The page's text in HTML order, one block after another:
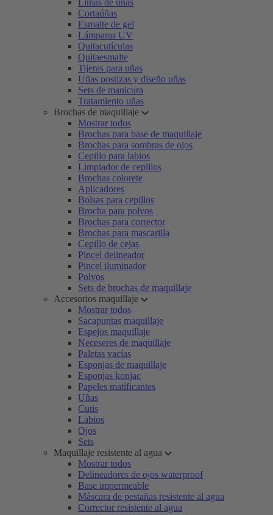
Limas de uñas
Cortaúñas
Esmalte de gel
Lámparas UV
Quitacutículas
Quitaesmalte
Tijeras para uñas
Uñas postizas y diseño uñas
Sets de manicura
Tratamiento uñas
Brochas de maquillaje
Mostrar todos
Brochas para base de maquillaje
Brochas para sombras de ojos
Cepillo para labios
Limpiador de cepillos
Brochas colorete
Aplicadores
Bolsas para cepillos
Brocha para polvos
Brochas para corrector
Brochas para mascarilla
Cepillo de cejas
Pincel delineador
Pincel iluminador
Polvos
Sets de brochas de maquillaje
Accesorios maquillaje
Mostrar todos
Sacapuntas maquillaje
Espejos maquillaje
Neceseres de maquillaje
Paletas vacías
Esponjas de maquillaje
Esponjas konjac
Papeles matificantes
Uñas
Cutis
Labios
Ojos
Sets
Maquillaje resistente al agua
Mostrar todos
Delineadores de ojos waterproof
Base impermeable
Máscara de pestañas resistente al agua
Corrector resistente al agua